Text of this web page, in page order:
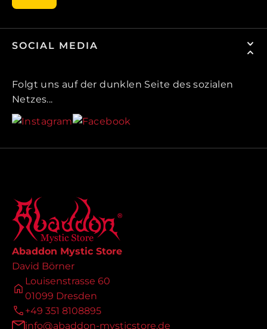
SOCIAL MEDIA
Folgt uns auf der dunklen Seite des sozialen
Netzes...
Abaddon Mystic Store
David Börner
Louisenstrasse 60
01099 Dresden
+49 351 8108895
info@abaddon-mysticstore.de